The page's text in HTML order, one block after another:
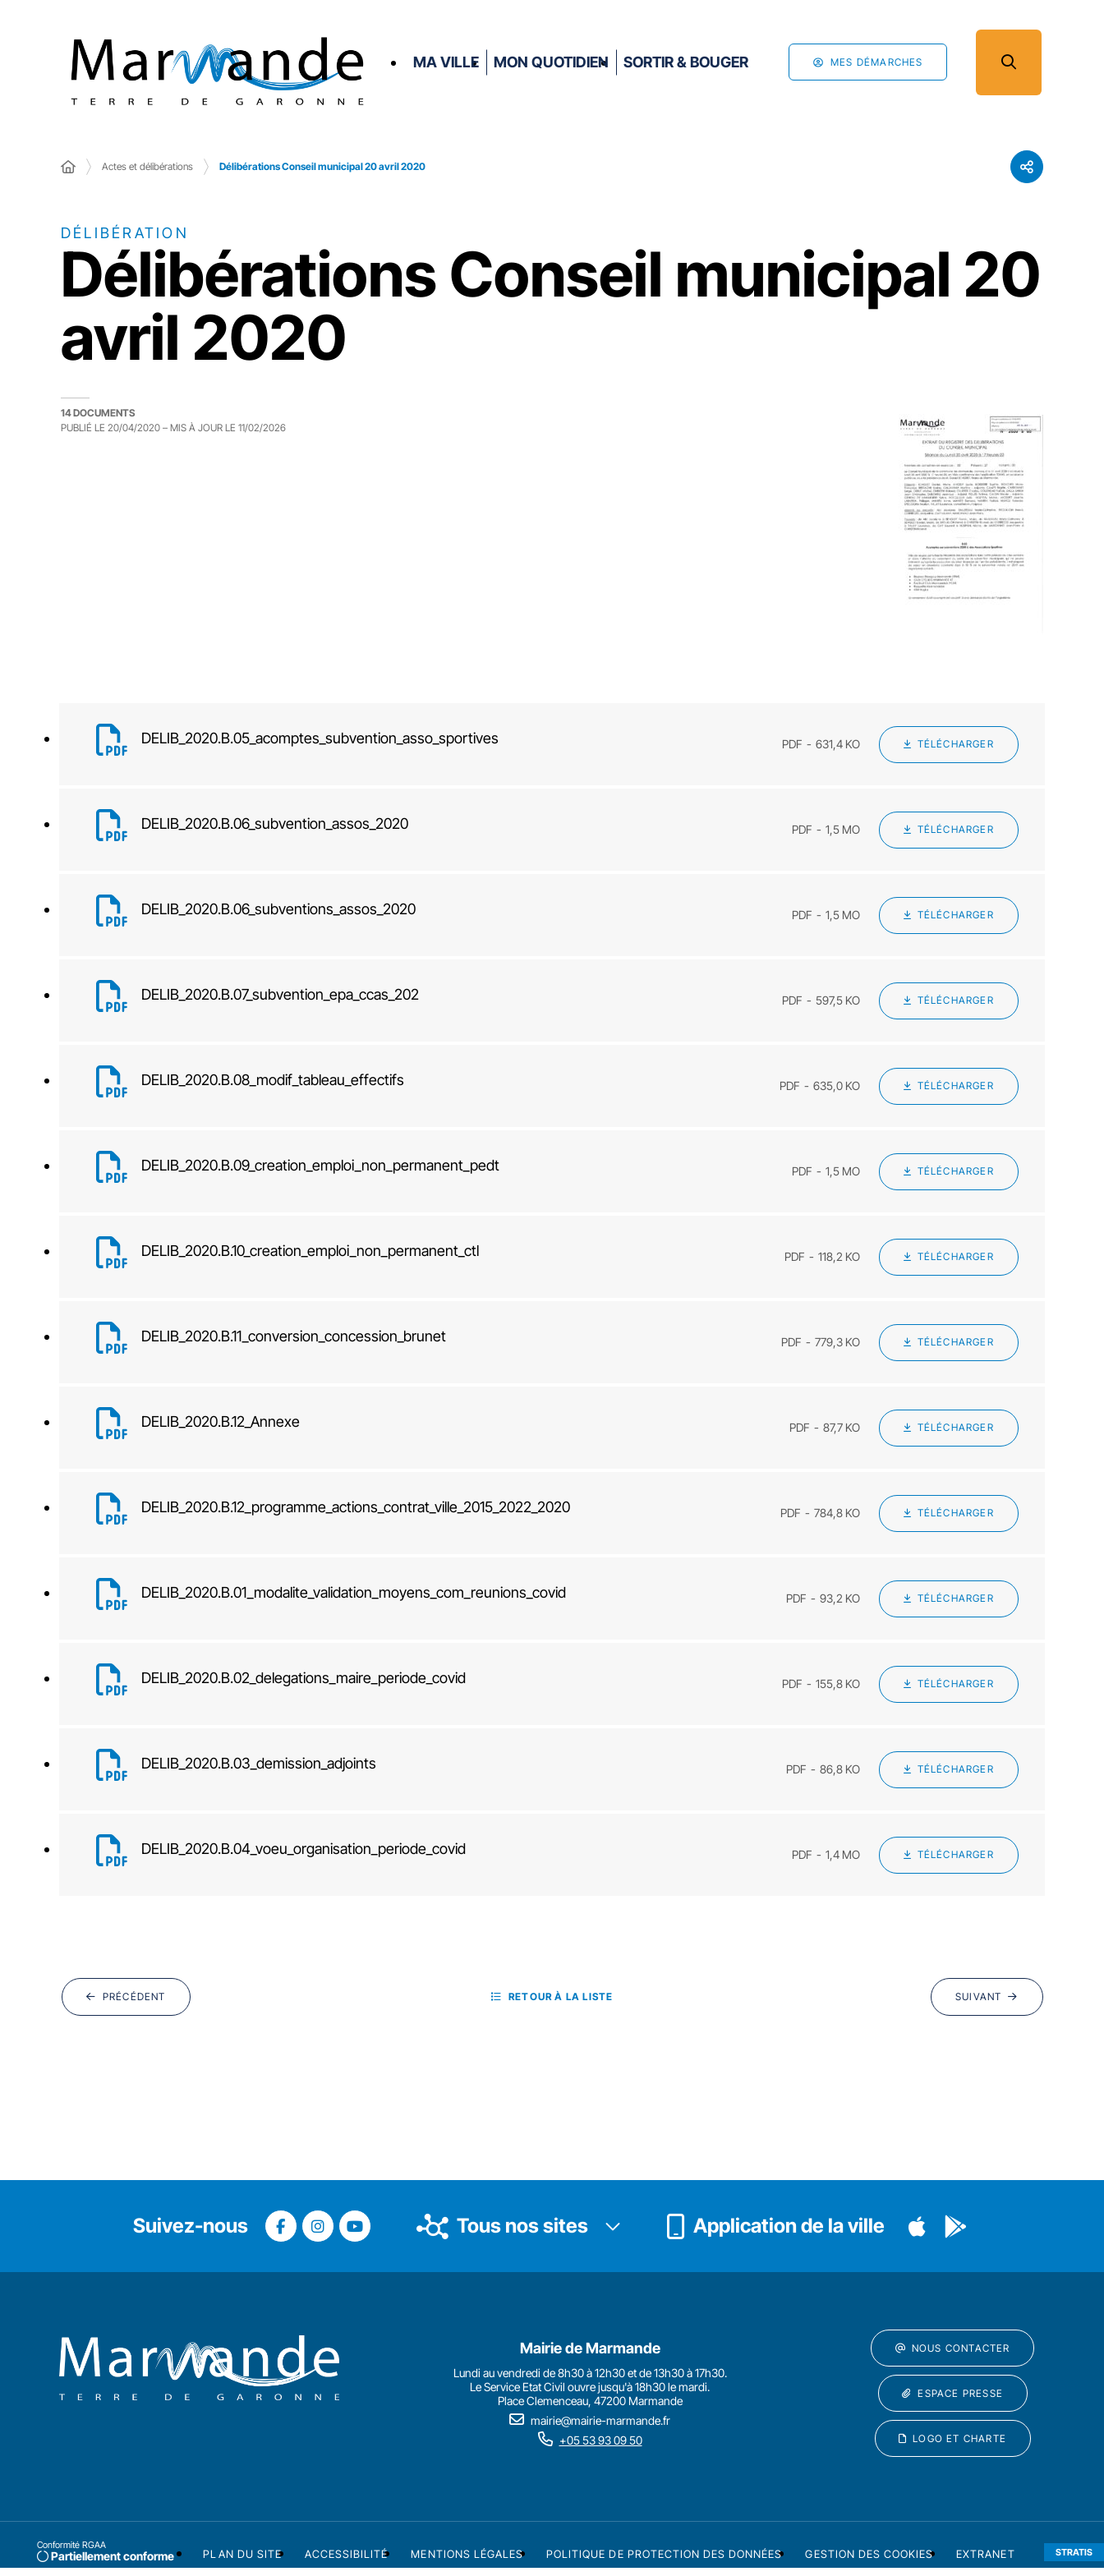
MA VILLE MON QUOTIDIEN SORTIR & BOUGER MES DÉMARCHES
Actes et délibérations Délibérations Conseil municipal 20 avril 2020
DÉLIBÉRATION
Délibérations Conseil municipal 20
avril 2020
14 DOCUMENTS
PUBLIÉ LE 20/04/2020 – MIS À JOUR LE 11/02/2026
DELIB_2020.B.05_acomptes_subvention_asso_sportives PDF 631,4 KO TÉLÉCHARGER
DELIB_2020.B.06_subvention_assos_2020 PDF 1,5 MO TÉLÉCHARGER
DELIB_2020.B.06_subventions_assos_2020 PDF 1,5 MO TÉLÉCHARGER
DELIB_2020.B.07_subvention_epa_ccas_202 PDF 597,5 KO TÉLÉCHARGER
DELIB_2020.B.08_modif_tableau_effectifs PDF 635,0 KO TÉLÉCHARGER
DELIB_2020.B.09_creation_emploi_non_permanent_pedt PDF 1,5 MO TÉLÉCHARGER
DELIB_2020.B.10_creation_emploi_non_permanent_ctl PDF 118,2 KO TÉLÉCHARGER
DELIB_2020.B.11_conversion_concession_brunet PDF 779,3 KO TÉLÉCHARGER
DELIB_2020.B.12_Annexe PDF 87,7 KO TÉLÉCHARGER
DELIB_2020.B.12_programme_actions_contrat_ville_2015_2022_2020 PDF 784,8 KO TÉLÉCHARGER
DELIB_2020.B.01_modalite_validation_moyens_com_reunions_covid PDF 93,2 KO TÉLÉCHARGER
DELIB_2020.B.02_delegations_maire_periode_covid PDF 155,8 KO TÉLÉCHARGER
DELIB_2020.B.03_demission_adjoints PDF 86,8 KO TÉLÉCHARGER
DELIB_2020.B.04_voeu_organisation_periode_covid PDF 1,4 MO TÉLÉCHARGER
PRÉCÉDENT RETOUR À LA LISTE SUIVANT
Suivez-nous Tous nos sites Application de la ville
Mairie de Marmande
Lundi au vendredi de 8h30 à 12h30 et de 13h30 à 17h30.
Le Service Etat Civil ouvre jusqu'à 18h30 le mardi.
Place Clemenceau, 47200 Marmande
mairie@mairie-marmande.fr
+05 53 93 09 50
NOUS CONTACTER
ESPACE PRESSE
LOGO ET CHARTE
Conformité RGAA
Partiellement conforme PLAN DU SITE ACCESSIBILITÉ MENTIONS LÉGALES POLITIQUE DE PROTECTION DES DONNÉES GESTION DES COOKIES EXTRANET STRATIS